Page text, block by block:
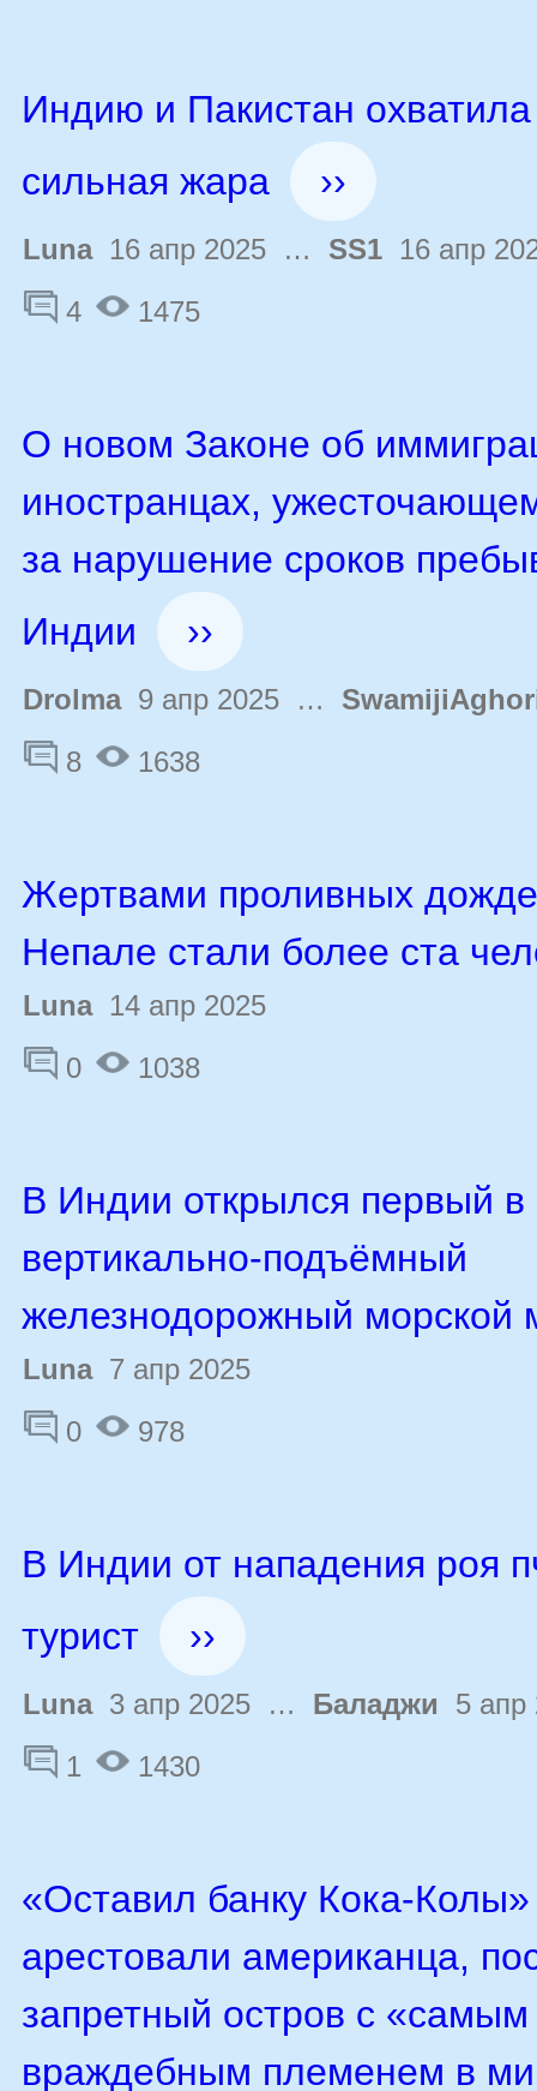
Индию и Пакистан
сильная жара
››
Luna16 апр 2025 … SS1 16 апр
4
1475
О новом Законе об
иностранцах,
за нарушение сроков
Индии
››
Drolma9 апр 2025 …
8
1638
Жертвами проливных
Непале стали более ста
Luna14 апр 2025
0
1038
В Индии открылся первый в
вертикально-подъёмный
железнодорожный морской
Luna7 апр 2025
0
978
В Индии от нападения роя
турист
››
Luna3 апр 2025 … Баладжи 5 апр
1
1430
«Оставил банку Кока-
арестовали американца,
запретный остров с «самым
враждебным племенем в